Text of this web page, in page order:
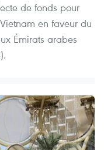
de fonds pour
en faveur du
Émirats arabes